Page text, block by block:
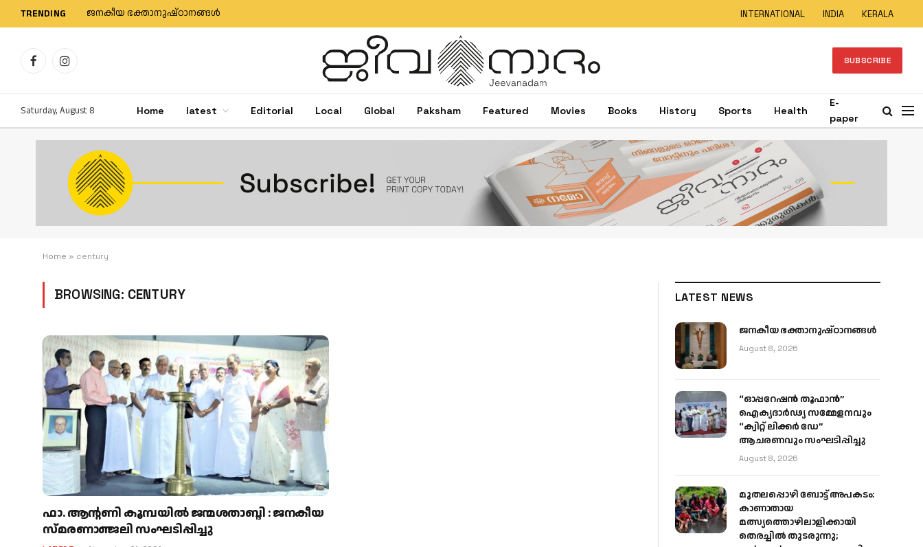
TRENDING ജനകീയ ഭക്താനുഷ്ഠാനങ്ങള്‍ INTERNATIONAL INDIA KERALA
FacebookInstagram SUBSCRIBE
Saturday, August 8 Home latest Editorial Local Global Paksham Featured Movies Books History Sports Health
E-
paper
Home » century
BROWSING: CENTURY
ഫാ. ആൻ്റണി കൂമ്പയിൽ ജന്മശതാബ്ദി : ജനകീയ
സ്മരണാഞ്ജലി സംഘടിപ്പിച്ചു
LATEST NEWS
ജനകീയ ഭക്താനുഷ്ഠാനങ്ങള്‍
August 8, 2026
“ഓപ്പറേഷൻ തൂഫാൻ”
ഐക്യദാർഢ്യ സമ്മേളനവും
“ക്വിറ്റ് ലിക്കർ ഡേ”
ആചരണവും സംഘടിപ്പിച്ചു
August 8, 2026
മുതലപ്പൊഴി ബോട്ട് അപകടം:
കാണാതായ
മത്സ്യത്തൊഴിലാളിക്കായി
തെരച്ചിൽ തുടരുന്നു;